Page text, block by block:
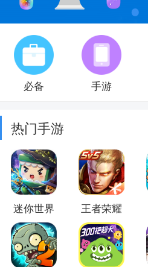
必备 手游
热门手游
迷你世界 王者荣耀